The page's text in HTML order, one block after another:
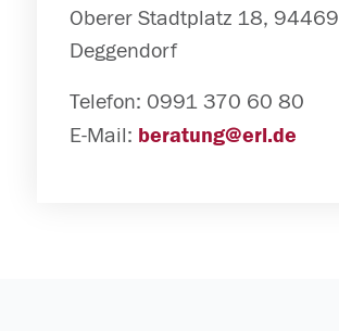
Oberer Stadtplatz 18, 94469
Deggendorf
Telefon: 0991 370 60 80
E-Mail: beratung@erl.de